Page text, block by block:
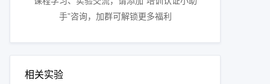
手”咨询，加群可解锁更多福利
相关实验